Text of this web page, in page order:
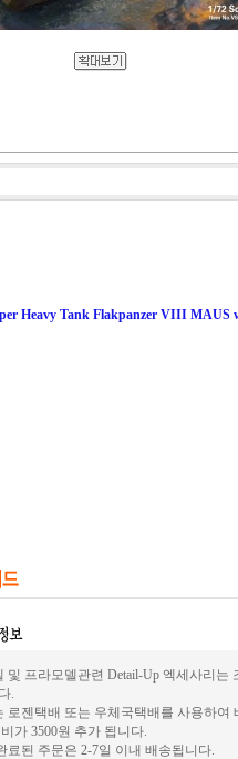
Heavy Tank Flakpanzer VIII MAUS
및 프라모델관련 Detail-Up 엑세사리는
.
로젠택배 또는 우체국택배를 사용하여
가 3500원 추가 됩니다.
료된 주문은 2-7일 이내 배송됩니다.